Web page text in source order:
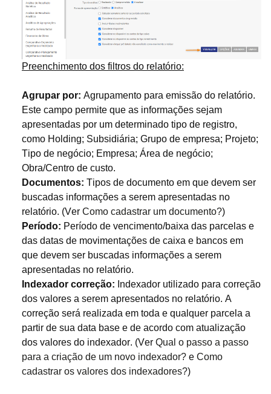
Preenchimento dos filtros do relatório:
Agrupar por: Agrupamento para emissão do relatório.
Este campo permite que as informações sejam
apresentadas por um determinado tipo de registro,
como Holding; Subsidiária; Grupo de empresa; Projeto;
Tipo de negócio; Empresa; Área de negócio;
Obra/Centro de custo.
Documentos: Tipos de documento em que devem ser
buscadas informações a serem apresentadas no
relatório. (Ver Como cadastrar um documento?)
Período: Período de vencimento/baixa das parcelas e
das datas de movimentações de caixa e bancos em
que devem ser buscadas informações a serem
apresentadas no relatório.
Indexador correção: Indexador utilizado para correção
dos valores a serem apresentados no relatório. A
correção será realizada em toda e qualquer parcela a
partir de sua data base e de acordo com atualização
dos valores do indexador. (Ver Qual o passo a passo
para a criação de um novo indexador? e Como
cadastrar os valores dos indexadores?)